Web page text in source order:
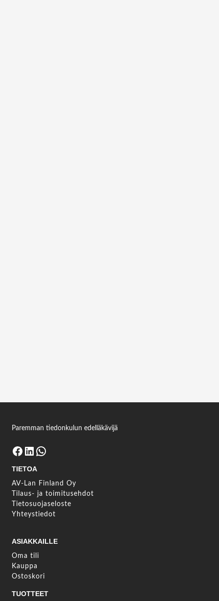
Kirjaudu sisään
Paremman tiedonkulun edelläkävijä
Facebook LinkedIn WhatsApp
TIETOA
AV-Lan Finland Oy
Tilaus- ja toimitusehdot
Tietosuojaseloste
Yhteystiedot
ASIAKKAILLE
Oma tili
Kauppa
Ostoskori
TUOTTEET